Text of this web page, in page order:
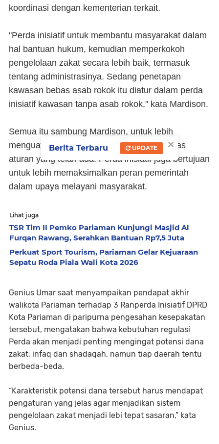
koordinasi dengan kementerian terkait.
"Perda inisiatif untuk membantu masyarakat dalam
hal bantuan hukum, kemudian memperkokoh
pengelolaan zakat secara lebih baik, termasuk
tentang administrasinya. Sedang penetapan
kawasan bebas asab rokok itu diatur dalam perda
inisiatif kawasan tanpa asab rokok," kata Mardison.
Semua itu sambung Mardison, untuk lebih
menguatkan dan memperjelas, mempertegas
aturan yang telah ada. Perda inisiatif juga bertujuan
untuk lebih memaksimalkan peran pemerintah
dalam upaya melayani masyarakat.
Lihat juga
TSR Tim II Pemko Pariaman Kunjungi Masjid Al
Furqan Rawang, Serahkan Bantuan Rp7,5 Juta
Perkuat Sport Tourism, Pariaman Gelar Kejuaraan
Sepatu Roda Piala Wali Kota 2026
Genius Umar saat menyampaikan pendapat akhir
walikota Pariaman terhadap 3 Ranperda Inisiatif DPRD
Kota Pariaman di paripurna pengesahan kesepakatan
tersebut, mengatakan bahwa kebutuhan regulasi
Perda akan menjadi penting mengingat potensi dana
zakat, infaq dan shadaqah, namun tiap daerah tentu
berbeda-beda.
“Karakteristik potensi dana tersebut harus mendapat
pengaturan yang jelas agar menjadikan sistem
pengelolaan zakat menjadi lebi tepat sasaran,” kata
Genius.
×
Berita Terbaru UPDATE